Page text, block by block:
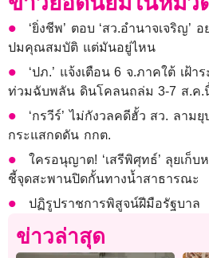
‘ยิ่งชีพ’ ตอบ ‘สว.อำนาจเจริญ’
ปมคุณสมบัติ แต่มันอยู่ไหน
‘ปภ.’ แจ้งเตือน 6 จ.ภาคใต้ เฝ้
ท่วมฉับพลัน ดินโคลนถล่ม 3-7 ส.ค.
‘กรวีร์’ ไม่กังวลคดีฮั้ว สว. ลาม
กระแสกดดัน กกต.
ใครอนุญาต! ‘เสรีพิศุทธ์’ ลุยเก็บ
ชี้จุดสะพานปิดกั้นทางน้ำสาธารณะ
ปฏิรูปราชการพิสูจน์ฝีมือรัฐบาล
ข่าวล่าสุด